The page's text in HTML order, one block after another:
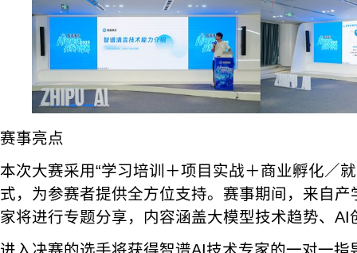
赛事亮点
本次大赛采用“学习培训＋项目实战＋商业孵化／
式，为参赛者提供全方位支持。赛事期间，来自
家将进行专题分享，内容涵盖大模型技术趋势、AI